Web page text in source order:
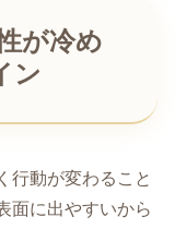
が冷め
ン
行動が変わること
面に出やすいから